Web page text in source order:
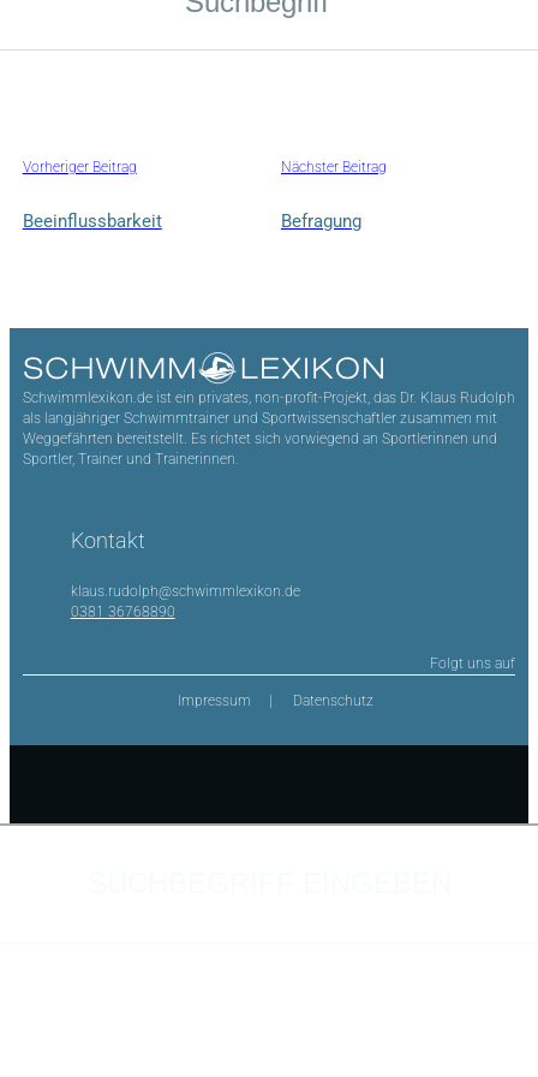
Vorheriger Beitrag
Beeinflussbarkeit
Nächster Beitrag
Befragung
Schwimmlexikon.de ist ein privates, non-profit-Projekt, das Dr. Klaus Rudolph
als langjähriger Schwimmtrainer und Sportwissenschaftler zusammen mit
Weggefährten bereitstellt. Es richtet sich vorwiegend an Sportlerinnen und
Sportler, Trainer und Trainerinnen.
Kontakt
klaus.rudolph@schwimmlexikon.de
0381 36768890
Folgt uns auf
Impressum Datenschutz